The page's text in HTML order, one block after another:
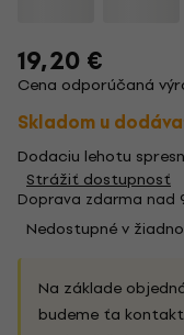
19,20 €
Cena odporúčaná
Skladom u
Dodaciu lehotu
Strážiť dostupnosť
Doprava zdarma nad
Nedostupné v
Na základe
budeme ťa